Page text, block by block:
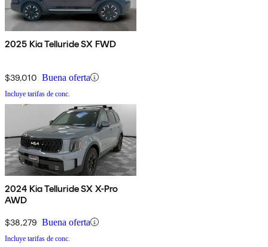
2025 Kia Telluride SX FWD
$39,010 Buena oferta
Incluye tarifas de conc.
2024 Kia Telluride SX X-Pro
AWD
$38,279 Buena oferta
Incluye tarifas de conc.